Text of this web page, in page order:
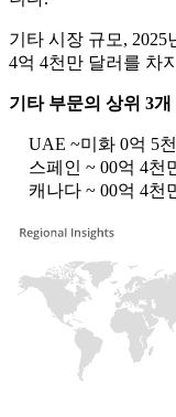
기타 시장 규모, 2025
4억 4천만 달러를 차
기타 부문의 상위 3
UAE ~미화 0억 5
스페인 ~ 00억 4천
캐나다 ~ 00억 4천